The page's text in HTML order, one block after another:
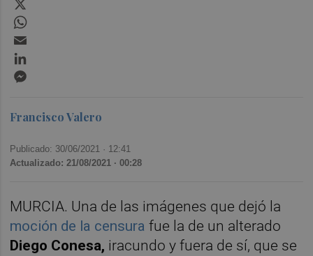
Francisco Valero
Publicado: 30/06/2021 · 12:41
Actualizado: 21/08/2021 · 00:28
MURCIA. Una de las imágenes que dejó la
moción de la censura fue la de un alterado
Diego Conesa, iracundo y fuera de sí, que se